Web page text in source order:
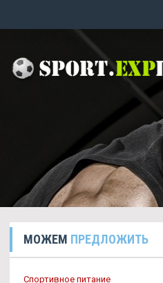
МОЖЕМ ПРЕДЛОЖИТЬ
Спортивное питание